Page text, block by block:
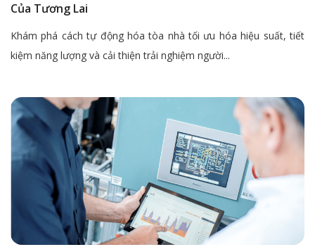
Của Tương Lai
Khám phá cách tự động hóa tòa nhà tối ưu hóa hiệu suất, tiết
kiệm năng lượng và cải thiện trải nghiệm người...